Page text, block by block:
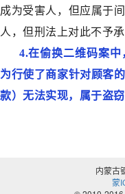
成为受害人，但应属于
人，但刑法上对此不予承
4.在偷换二维码案
为行使了商家针对顾客
款）无法实现，属于盗
内蒙古
蒙